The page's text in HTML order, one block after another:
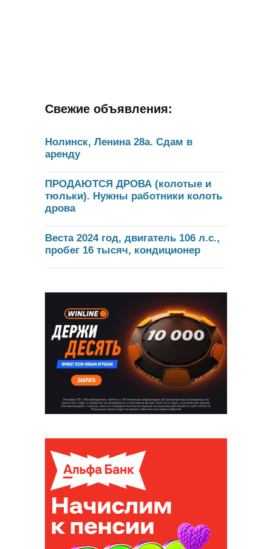
Свежие объявления:
Нолинск, Ленина 28а. Сдам в
аренду
ПРОДАЮТСЯ ДРОВА (колотые и
тюльки). Нужны работники колоть
дрова
Веста 2024 год, двигатель 106 л.с.,
пробег 16 тысяч, кондиционер